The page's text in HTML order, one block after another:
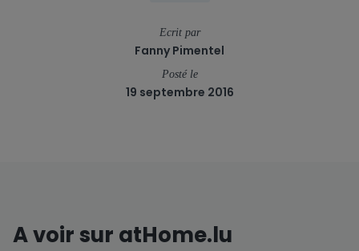
Ecrit par
Fanny Pimentel
Posté le
19 septembre 2016
A voir sur atHome.lu